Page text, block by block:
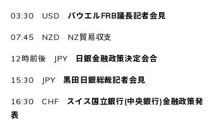
03:30 USD パウエルFRB議長記者会見
07:45 NZD NZ貿易収支
12時前後 JPY 日銀金融政策決定会合
15:30 JPY黒田日銀総裁記者会見
16:30 CHF スイス国立銀行(中央銀行)金融政策発
表